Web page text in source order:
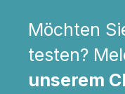
Möchten
testen?
unserem